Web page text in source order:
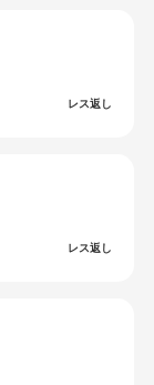
レス返し
レス返し